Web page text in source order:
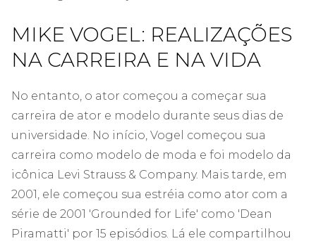
MIKE VOGEL: REALIZAÇÕES
NA CARREIRA E NA VIDA
No entanto, o ator começou a começar sua
carreira de ator e modelo durante seus dias de
universidade. No início, Vogel começou sua
carreira como modelo de moda e foi modelo da
icônica Levi Strauss & Company. Mais tarde, em
2001, ele começou sua estréia como ator com a
série de 2001 'Grounded for Life' como 'Dean
Piramatti' por 15 episódios. Lá ele compartilhou